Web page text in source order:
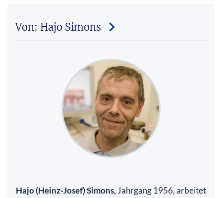
Von: Hajo Simons
Hajo (Heinz-Josef) Simons, Jahrgang 1956, arbeitet